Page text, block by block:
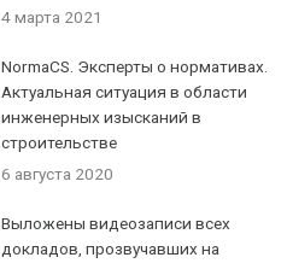
4 марта 2021
NormaCS. Эксперты о нормативах.
Актуальная ситуация в области
инженерных изысканий в
строительстве
6 августа 2020
Выложены видеозаписи всех
докладов, прозвучавших на